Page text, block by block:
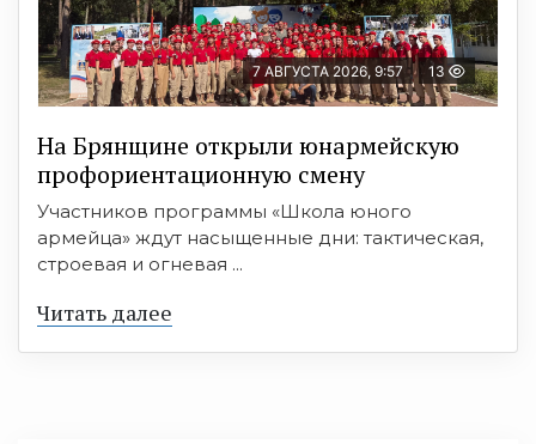
7 АВГУСТА 2026, 9:57 13
На Брянщине открыли юнармейскую
профориентационную смену
Участников программы «Школа юного
армейца» ждут насыщенные дни: тактическая,
строевая и огневая ...
Читать далее